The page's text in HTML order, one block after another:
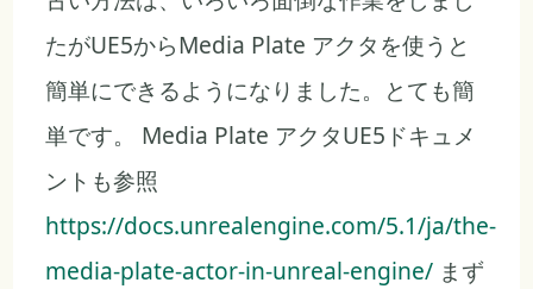
たがUE5からMedia Plate アクタを使うと
簡単にできるようになりました。とても簡
単です。 Media Plate アクタUE5ドキュメ
ントも参照
https://docs.unrealengine.com/5.1/ja/the-
media-plate-actor-in-unreal-engine/ まず